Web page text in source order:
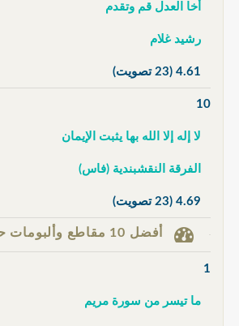
أخا العدل قم وتقدم
رشيد غلام
4.61 (23 تصويت)
10
لا إله إلا الله بها يثبت الإيمان
الفرقة النقشبندية (فاس)
4.69 (23 تصويت)
أفضل 10 مقاطع وألبومات حسب الزيارات
1
ما تيسر من سورة مريم